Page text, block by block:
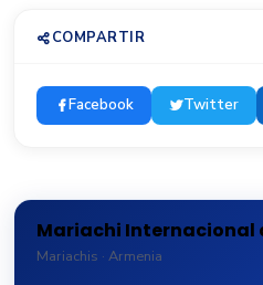
COMPARTIR
Facebook Twitter
Mariachi Internacional
Mariachis · Armenia